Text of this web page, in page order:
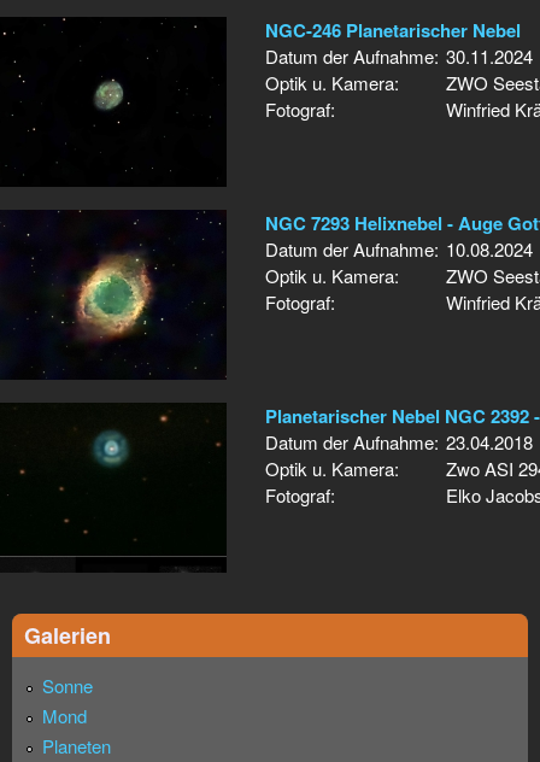
NGC-246 Planetarischer Nebel
Datum der Aufnahme: 30.11.2024
Optik u. Kamera:
ZWO
Fotograf:
Winfried
NGC 7293 Helixnebel - Auge
Datum der Aufnahme: 10.08.2024
Optik u. Kamera:
ZWO
Fotograf:
Winfried
Planetarischer Nebel NGC 2392
Datum der Aufnahme: 23.04.2018
Optik u. Kamera:
Zwo ASI
Fotograf:
Elko
Galerien
Sonne
Mond
Planeten